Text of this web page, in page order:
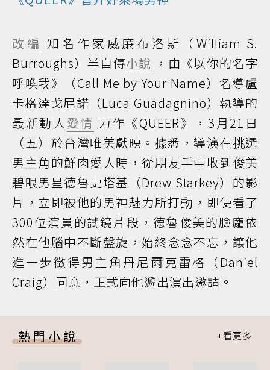
改編 知名作家威廉布洛斯（William S.
Burroughs）半自傳小說 ，由《以你的名字
呼喚我》（Call Me by Your Name）名導盧
卡格達戈尼諾（Luca Guadagnino）執導的
最新動人 愛情 力作《QUEER》，3月21日
（五）於台灣唯美獻映。據悉，導演在挑選
男主角的鮮肉愛人時，從朋友手中收到俊美
碧眼男星德魯史塔基（Drew Starkey）的影
片，立即被他的男神魅力所打動，即使看了
300位演員的試鏡片段，德魯俊美的臉龐依
然在他腦中不斷盤旋，始終念念不忘，讓他
進一步徵得男主角丹尼爾克雷格（Daniel
Craig）同意，正式向他遞出演出邀請。
熱門小說